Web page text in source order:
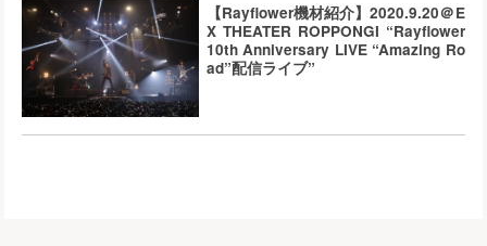
【Rayflower機材紹介】2020.9.20＠E
X THEATER ROPPONGI “Rayflower
10th Anniversary LIVE “Amazing Ro
ad”配信ライブ”